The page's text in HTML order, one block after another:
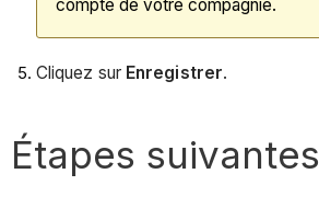
compte de votre compagnie.
Cliquez sur Enregistrer.
Étapes suivantes